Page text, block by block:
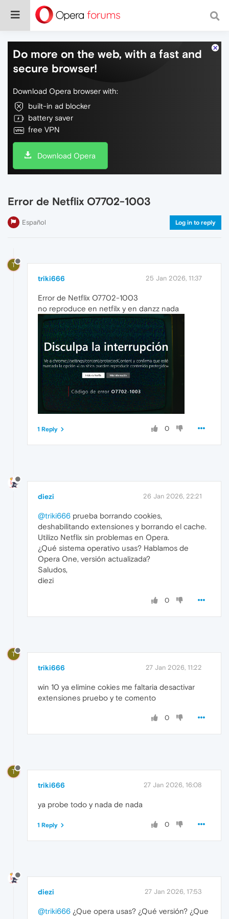
Do more on the web, with a fast and
secure browser!
Download Opera browser with:
built-in ad blocker
battery saver
free VPN
Download Opera
Error de Netflix O7702-1003
Español Log in to reply
T
triki666 25 Jan 2026, 11:37
Error de Netflix O7702-1003
no reproduce en netfilx y en danzz nada
0
1 Reply
diezi 26 Jan 2026, 22:21
@triki666 prueba borrando cookies,
deshabilitando extensiones y borrando el cache.
Utilizo Netflix sin problemas en Opera.
¿Qué sistema operativo usas? Hablamos de
Opera One, versión actualizada?
Saludos,
diezi
0
T
triki666 27 Jan 2026, 11:22
win 10 ya elimine cokies me faltaria desactivar
extensiones pruebo y te comento
0
T
triki666 27 Jan 2026, 16:08
ya probe todo y nada de nada
0
1 Reply
diezi 27 Jan 2026, 17:53
@triki666 ¿Que opera usas? ¿Qué versión? ¿Que